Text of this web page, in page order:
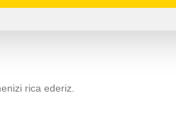
rica ederiz.